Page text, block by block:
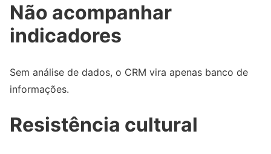
Não acompanhar
indicadores
Sem análise de dados, o CRM vira apenas banco de
informações.
Resistência cultural